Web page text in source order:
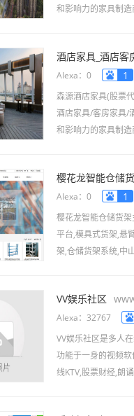
和影响力的家具制造
酒店家具_酒店客
Alexa：0 1
森源酒店家具(股票
酒店家具/客房家具/
和影响力的家具制造
樱花龙智能仓储
Alexa：0 1
樱花龙智能仓储货
平台,模具式货架,悬
架,仓储货架系统,中
VV娱乐社区
Alexa：32767
VV娱乐社区是多人
功能于一身的视频
线KTV,股票财经,朗